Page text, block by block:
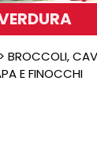
BROCCOLI,
E FINOCCHI